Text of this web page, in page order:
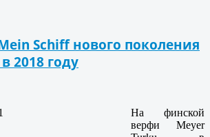
Schiff нового поколения
2018 году
На финской
верфи Meyer